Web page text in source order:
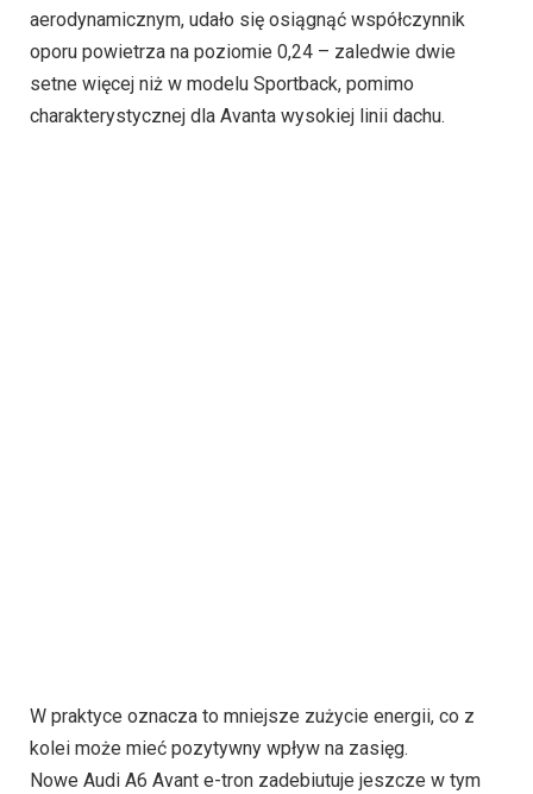
aerodynamicznym, udało się osiągnąć współczynnik
oporu powietrza na poziomie 0,24 – zaledwie dwie
setne więcej niż w modelu Sportback, pomimo
charakterystycznej dla Avanta wysokiej linii dachu.
W praktyce oznacza to mniejsze zużycie energii, co z
kolei może mieć pozytywny wpływ na zasięg.
Nowe Audi A6 Avant e-tron zadebiutuje jeszcze w tym